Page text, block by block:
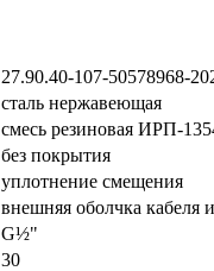
27.90.40-107-50578968-
сталь нержавеющая
смесь резиновая ИРП-
без покрытия
уплотнение смещения
внешняя оболчка кабеля
G½"
30